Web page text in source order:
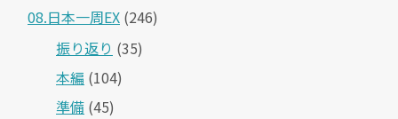
08.日本一周EX (246)
振り返り (35)
本編 (104)
準備 (45)